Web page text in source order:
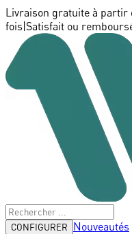
Livraison gratuite à partir
fois Satisfait ou
CONFIGURER
Nouveautés